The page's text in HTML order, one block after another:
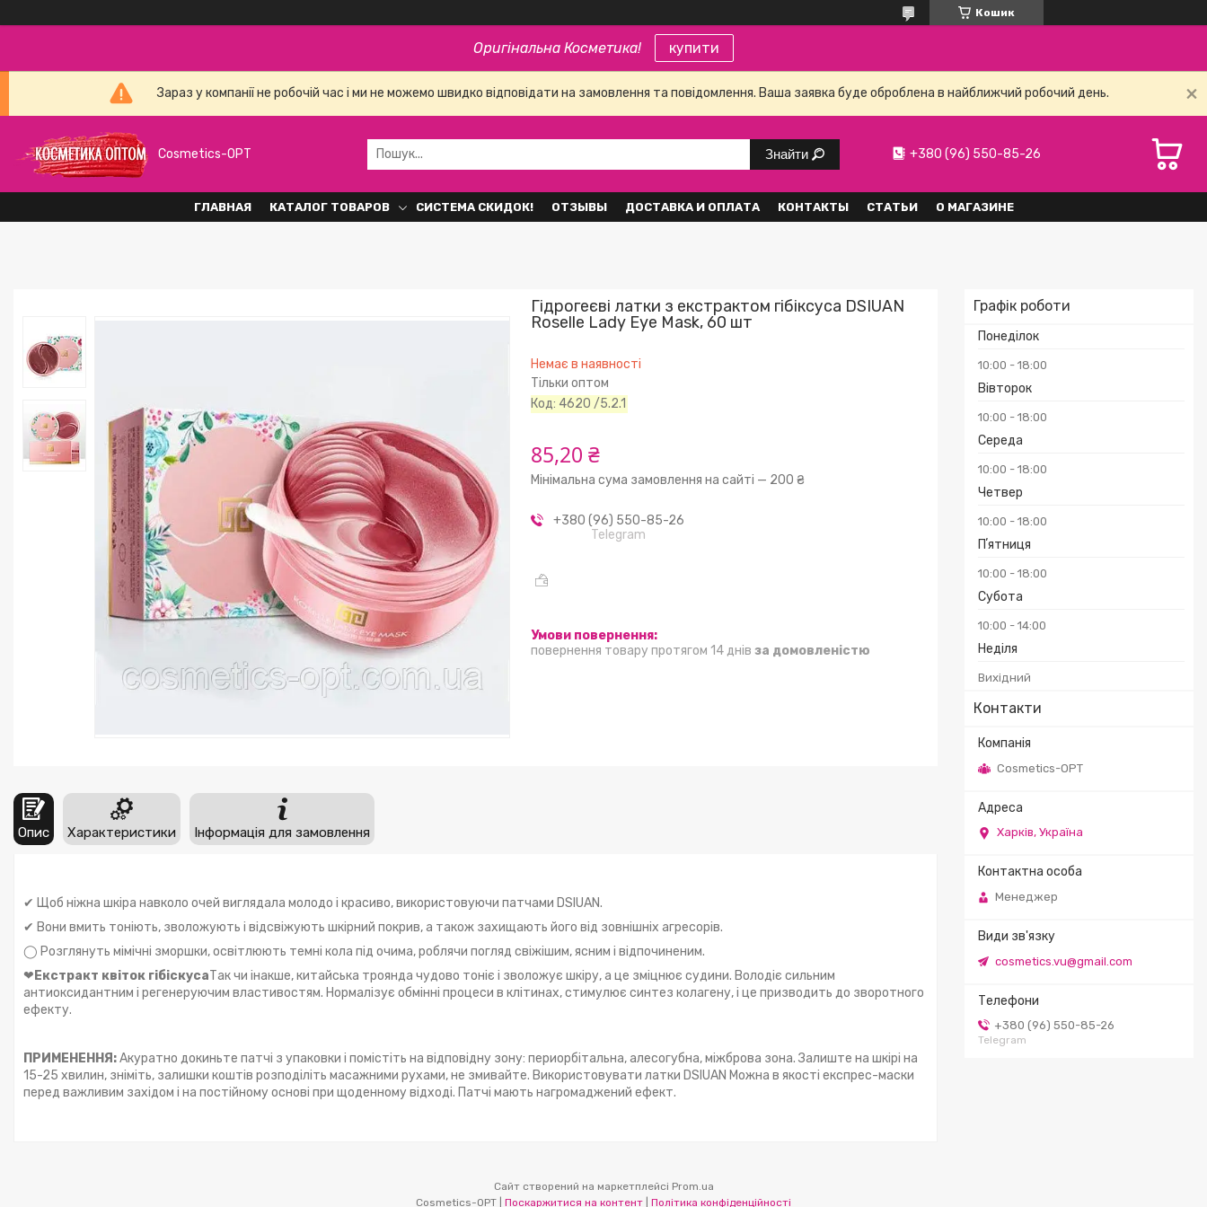
Кошик
Оригінальна Косметика! купити
Зараз у компанії не робочій час і ми не можемо швидко відповідати на замовлення та повідомлення. Ваша заявка буде оброблена в найближчий робочий день.
Cosmetics-OPT Знайти +380 (96) 550-85-26
ГЛАВНАЯ КАТАЛОГ ТОВАРОВ СИСТЕМА СКИДОК! ОТЗЫВЫ ДОСТАВКА И ОПЛАТА КОНТАКТЫ СТАТЬИ О МАГАЗИНЕ
Графік роботи
Понеділок
10:00 18:00
Вівторок
10:00 18:00
Середа
10:00 18:00
Четвер
10:00 18:00
Пʼятниця
10:00 18:00
Субота
10:00 14:00
Неділя
Вихідний
Контакти
Cosmetics-OPT
Харків, Україна
Менеджер
cosmetics.vu@gmail.com
+380 (96) 550-85-26
Telegram
Гідрогеєві латки з екстрактом гібіксуса DSIUAN
Roselle Lady Eye Mask, 60 шт
Немає в наявності
Тільки оптом
Код: 4620 /5.2.1
85,20 ₴
Мінімальна сума замовлення на сайті — 200 ₴
+380 (96) 550-85-26
Telegram
повернення товару протягом 14 днів за домовленістю
Опис Характеристики Інформація для замовлення
✔ Щоб ніжна шкіра навколо очей виглядала молодо і красиво, використовуючи патчами DSIUAN.
✔ Вони вмить тоніють, зволожують і відсвіжують шкірний покрив, а також захищають його від зовнішніх агресорів.
◯ Розглянуть мімічні зморшки, освітлюють темні кола під очима, роблячи погляд свіжішим, ясним і відпочиненим.
❤ Екстракт квіток гібіскусаТак чи інакше, китайська троянда чудово тоніє і зволожує шкіру, а це зміцнює судини. Володіє сильним
антиоксидантним і регенеруючим властивостям. Нормалізує обмінні процеси в клітинах, стимулює синтез колагену, і це призводить до зворотного
ефекту.
ПРИМЕНЕННЯ:Акуратно докиньте патчі з упаковки і помістіть на відповідну зону: периорбітальна, алесогубна, міжброва зона. Залиште на шкірі на
15-25 хвилин, зніміть, залишки коштів розподіліть масажними рухами, не змивайте. Використовувати латки DSIUAN Можна в якості експрес-маски
перед важливим західом і на постійному основі при щоденному відході. Патчі мають нагромаджений ефект.
Сайт створений на маркетплейсі Prom.ua
Поскаржитися на контент Політика конфіденційності